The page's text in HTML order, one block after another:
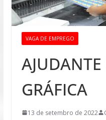
VAGA DE EMPREGO
AJUDANTE
GRÁFICA
13 de setembro de 2022